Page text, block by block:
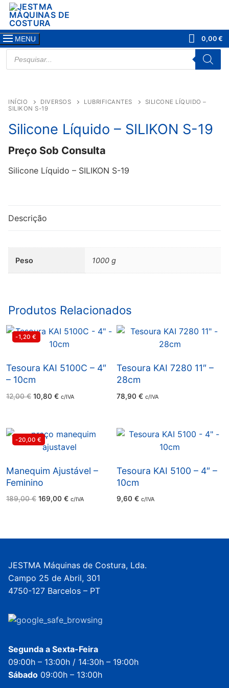
Saltar
para
conteúdo
MENU 0,00€
PRODUCTS
SEARCH
INÍCIO DIVERSOS LUBRIFICANTES
SILICONE LÍQUIDO –
SILIKON S-19
Silicone Líquido – SILIKON S-19
Preço Sob Consulta
Silicone Líquido – SILIKON S-19
Descrição
Peso 1000 g
Produtos Relacionados
-1,20€
Tesoura KAI 5100C – 4″
– 10cm
12,00€ O
preço
10,80 €O
preço
c/IVA
Tesoura KAI 7280 11″ –
28cm
78,90 € c/IVA
-20,00 €
Manequim Ajustável –
Feminino
189,00€ O
preço
169,00 €O
preço
c/IVA
Tesoura KAI 5100 – 4″ –
10cm
9,60 € c/IVA
JESTMA Máquinas de Costura, Lda.
Campo 25 de Abril, 301
4750-127 Barcelos – PT
Segunda a Sexta-Feira
09:00h – 13:00h / 14:30h – 19:00h
Sábado 09:00h – 13:00h